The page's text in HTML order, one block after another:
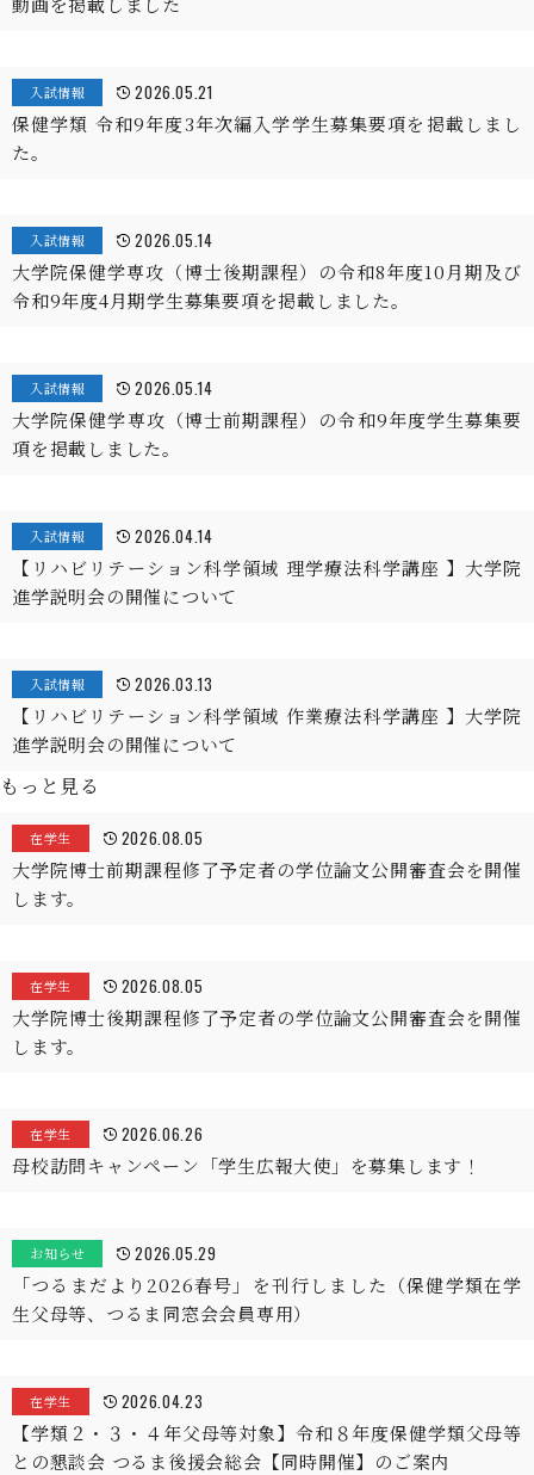
入試情報 2026.05.21
保健学類 令和9年度3年次編入学学生募集要項を掲載しまし
た。
入試情報 2026.05.14
大学院保健学専攻（博士後期課程）の令和8年度10月期及び
令和9年度4月期学生募集要項を掲載しました。
入試情報 2026.05.14
大学院保健学専攻（博士前期課程）の令和9年度学生募集要
項を掲載しました。
入試情報 2026.04.14
【リハビリテーション科学領域 理学療法科学講座 】大学院
進学説明会の開催について
入試情報 2026.03.13
【リハビリテーション科学領域 作業療法科学講座 】大学院
進学説明会の開催について
もっと見る
在学生 2026.08.05
大学院博士前期課程修了予定者の学位論文公開審査会を開催
します。
在学生 2026.08.05
大学院博士後期課程修了予定者の学位論文公開審査会を開催
します。
在学生 2026.06.26
母校訪問キャンペーン「学生広報大使」を募集します！
お知らせ 2026.05.29
「つるまだより2026春号」を刊行しました（保健学類在学
生父母等、つるま同窓会会員専用）
在学生 2026.04.23
【学類２・３・４年父母等対象】令和８年度保健学類父母等
との懇談会 つるま後援会総会【同時開催】のご案内